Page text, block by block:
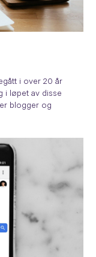
i over 20 år
i løpet av disse
blogger og